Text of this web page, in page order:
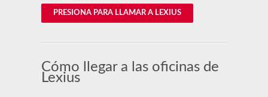
PRESIONA PARA LLAMAR A LEXIUS
Cómo llegar a las oficinas de
Lexius